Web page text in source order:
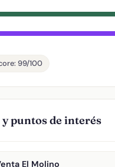
99/100
puntos de interés
El Molino